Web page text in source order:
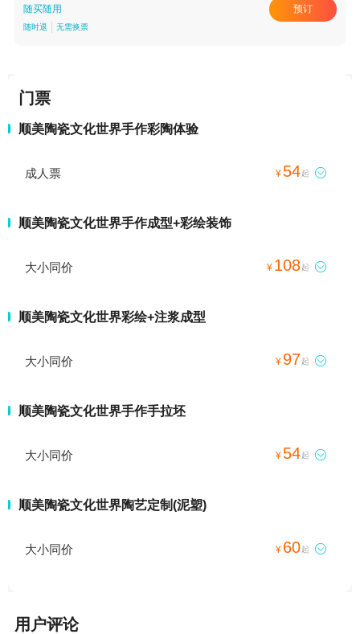
随买随用
随时退 无需换票
预订
门票
顺美陶瓷文化世界手作彩陶体验
成人票 ¥ 54起 
顺美陶瓷文化世界手作成型+彩绘装饰
大小同价 ¥ 108起 
顺美陶瓷文化世界彩绘+注浆成型
大小同价 ¥ 97起 
顺美陶瓷文化世界手作手拉坯
大小同价 ¥ 54起 
顺美陶瓷文化世界陶艺定制(泥塑)
大小同价 ¥ 60起 
用户评论